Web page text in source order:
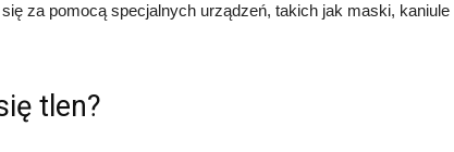
za pomocą specjalnych urządzeń, takich jak maski, kaniule
tlen?